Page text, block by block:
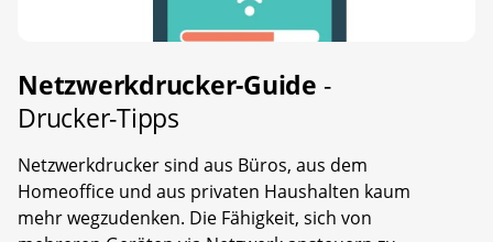
Netzwerkdrucker-Guide -
Drucker-Tipps
Netzwerkdrucker sind aus Büros, aus dem
Homeoffice und aus privaten Haushalten kaum
mehr wegzudenken. Die Fähigkeit, sich von